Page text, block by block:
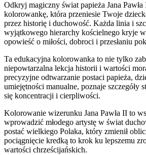
Odkryj magiczny świat papieża Jana
kolorowankę, która przeniesie Twoje
przez historię i duchowość. Każda linia i
wyjątkowego hierarchy kościelnego kryje w
opowieść o miłości, dobroci i przesłaniu
Ta edukacyjna kolorowanka to nie tylko
niepowtarzalna lekcja historii i wartości
precyzyjne odtwarzanie postaci papieża,
umiejętności manualne, poznaje szczegóły
się koncentracji i cierpliwości.
Kolorowanie wizerunku Jana Pawła II to
wprowadzić młodego artystę w świat
postać wielkiego Polaka, który zmienił
pociągnięcie kredką to krok ku lepszemu
wartości chrześcijańskich.